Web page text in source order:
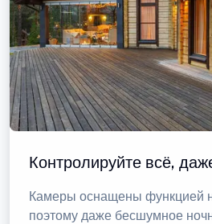
Контролируйте всё,
Камеры оснащены функцией
поэтому даже бесшумное